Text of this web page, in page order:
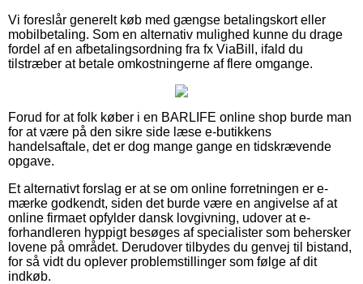
Vi foreslår generelt køb med gængse betalingskort eller
mobilbetaling. Som en alternativ mulighed kunne du drage
fordel af en afbetalingsordning fra fx ViaBill, ifald du
tilstræber at betale omkostningerne af flere omgange.
Forud for at folk køber i en BARLIFE online shop burde man
for at være på den sikre side læse e-butikkens
handelsaftale, det er dog mange gange en tidskrævende
opgave.
Et alternativt forslag er at se om online forretningen er e-
mærke godkendt, siden det burde være en angivelse af at
online firmaet opfylder dansk lovgivning, udover at e-
forhandleren hyppigt besøges af specialister som behersker
lovene på området. Derudover tilbydes du genvej til bistand,
for så vidt du oplever problemstillinger som følge af dit
indkøb.